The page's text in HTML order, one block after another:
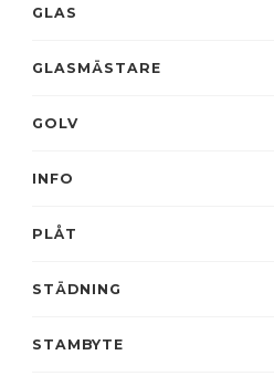
GLAS
GLASMÄSTARE
GOLV
INFO
PLÅT
STÄDNING
STAMBYTE